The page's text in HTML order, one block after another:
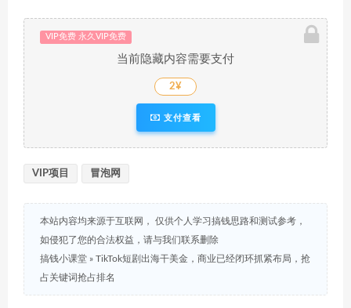
VIP免费 永久VIP免费
当前隐藏内容需要支付
2¥
支付查看
VIP项目 冒泡网
本站内容均来源于互联网， 仅供个人学习搞钱思路和测试参考，
如侵犯了您的合法权益，请与我们联系删除
搞钱小课堂 » TikTok短剧出海干美金，商业已经闭环抓紧布局，抢
占关键词抢占排名